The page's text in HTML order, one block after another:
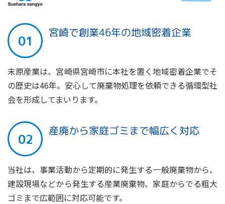
宮崎で創業46年の地域密着企業
末原産業は、宮崎県宮崎市に本社を置く地域密着企業でそ
の歴史は46年。安心して廃棄物処理を依頼できる循環型社
会を形成してまいります。
産廃から家庭ゴミまで幅広く対応
当社は、事業活動から定期的に発生する一般廃棄物から、
建設現場などから発生する産業廃棄物、家庭からでる粗大
ゴミまで広範囲に対応可能です。